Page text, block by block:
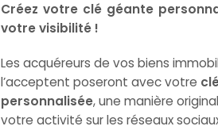
Créez votre clé géante
votre visibilité !
Les acquéreurs de vos biens
l’acceptent poseront avec votre
personnalisée, une manière
votre activité sur les réseaux